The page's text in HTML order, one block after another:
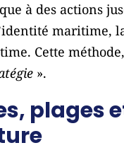
à des actions
maritime,
Cette
».
plages